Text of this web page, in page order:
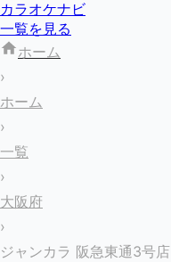
カラオケナビ
一覧を見る
ホーム
›
ホーム
›
一覧
›
大阪府
›
ジャンカラ 阪急東通3号店